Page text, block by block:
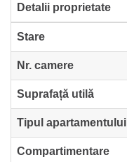
Detalii proprietate
Stare
Nr. camere
Suprafață utilă
Tipul apartamentului
Compartimentare